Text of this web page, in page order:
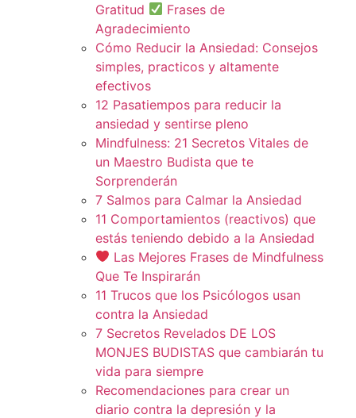
Gratitud
Frases de
Agradecimiento
Cómo Reducir la Ansiedad: Consejos
simples, practicos y altamente
efectivos
12 Pasatiempos para reducir la
ansiedad y sentirse pleno
Mindfulness: 21 Secretos Vitales de
un Maestro Budista que te
Sorprenderán
7 Salmos para Calmar la Ansiedad
11 Comportamientos (reactivos) que
estás teniendo debido a la Ansiedad
Las Mejores Frases de Mindfulness
Que Te Inspirarán
11 Trucos que los Psicólogos usan
contra la Ansiedad
7 Secretos Revelados DE LOS
MONJES BUDISTAS que cambiarán tu
vida para siempre
Recomendaciones para crear un
diario contra la depresión y la